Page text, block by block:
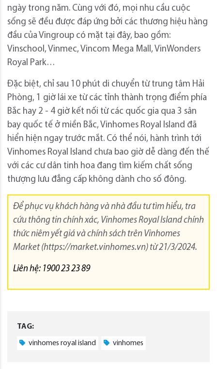
ngày trong năm. Cùng với đó, mọi nhu cầu cuộc
sống sẽ đều được đáp ứng bởi các thương hiệu hàng
đầu của Vingroup có mặt tại đây, bao gồm:
Vinschool, Vinmec, Vincom Mega Mall, VinWonders
Royal Park…
Đặc biệt, chỉ sau 10 phút di chuyển từ trung tâm Hải
Phòng, 1 giờ lái xe từ các tỉnh thành trọng điểm phía
Bắc hay 2 - 4 giờ kết nối từ các quốc gia qua 3 sân
bay quốc tế ở miền Bắc, Vinhomes Royal Island đã
hiển hiện ngay trước mắt. Có thể nói, hành trình tới
Vinhomes Royal Island chưa bao giờ dễ dàng đến thế
với các cư dân tinh hoa đang tìm kiếm chất sống
thượng lưu đẳng cấp không dành cho số đông.
Để phục vụ khách hàng và nhà đầu tư tìm hiểu, tra
cứu thông tin chính xác, Vinhomes Royal Island chính
thức niêm yết giá và chính sách trên Vinhomes
Market (https://market.vinhomes.vn) từ 21/3/2024.
Liên hệ: 1900 23 23 89
TAG:
vinhomes royal island vinhomes